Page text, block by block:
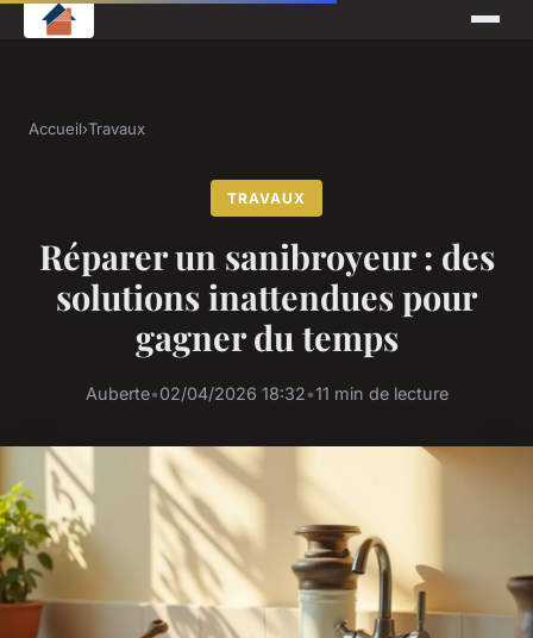
Accueil›Travaux
TRAVAUX
Réparer un sanibroyeur : des
solutions inattendues pour
gagner du temps
Auberte•02/04/2026 18:32•11 min de lecture